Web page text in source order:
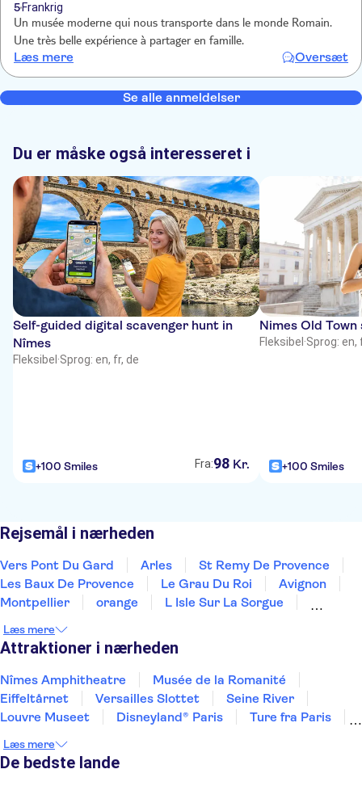
5 Frankrig
Un musée moderne qui nous transporte dans le monde Romain.
Une très belle expérience à partager en famille.
Læs mere Oversæt
Se alle anmeldelser
Du er måske også interesseret i
Self-guided digital scavenger hunt in
Nîmes
Fleksibel ·Sprog: en, fr, de
+100 Smiles Fra:98 Kr.
Nimes Old
Fleksibel ·Sprog: en,
+100 Smiles
Rejsemål i nærheden
Vers Pont Du Gard Arles
St Remy De Provence
Les Baux De Provence
Le Grau Du Roi
Avignon
Montpellier
orange
L Isle Sur La Sorgue
Narbonne
Le Castellet
Læs mere
Attraktioner i nærheden
Nîmes Amphitheatre
Musée de la Romanité
Eiffeltårnet
Versailles Slottet
Seine River
Louvre Museet
Disneyland® Paris
Ture fra Paris
Day trips to Monte Carlo
Loiredalen og Slotte
Læs mere
De bedste lande